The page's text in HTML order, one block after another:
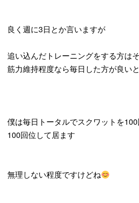
良く週に3日とか言いますが
追い込んだトレーニングをする方は
筋力維持程度なら毎日した方が良い
僕は毎日トータルでスクワットを
100回位して居ます
無理しない程度ですけどね